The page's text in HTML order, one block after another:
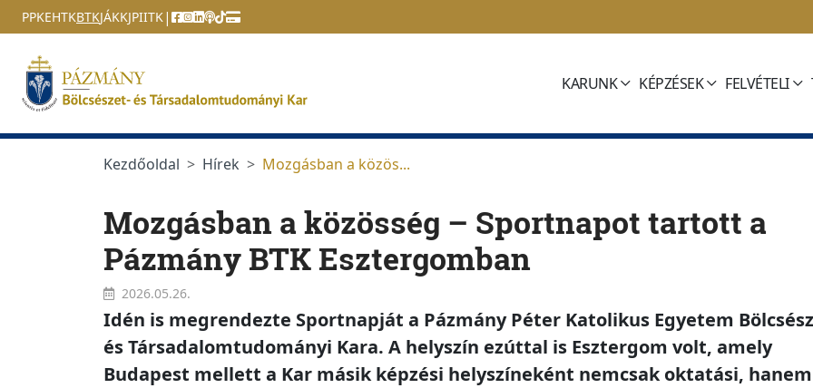
Ugrás a menüre
Ugrás a tartalomra
PPKEHTKBTKJÁKKJPIITK|
KARUNK KÉPZÉSEK FELVÉTELI
Kezdőoldal Hírek Mozgásban a közös...
Mozgásban a közösség – Sportnapot tartott a
Pázmány BTK Esztergomban
2026.05.26.
Idén is megrendezte Sportnapját a Pázmány Péter Katolikus Egyetem
és Társadalomtudományi Kara. A helyszín ezúttal is Esztergom volt, amely
Budapest mellett a Kar másik képzési helyszíneként nemcsak oktatási, hanem